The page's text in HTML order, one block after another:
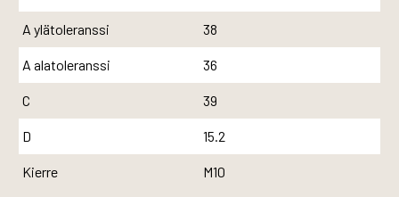
A ylätoleranssi 38
A alatoleranssi 36
C 39
D 15.2
Kierre M10